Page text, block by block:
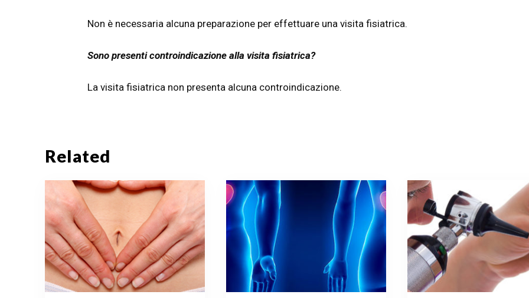
Non è necessaria alcuna preparazione per effettuare una visita fisiatrica.
Sono presenti controindicazione alla visita fisiatrica?
La visita fisiatrica non presenta alcuna controindicazione.
Related